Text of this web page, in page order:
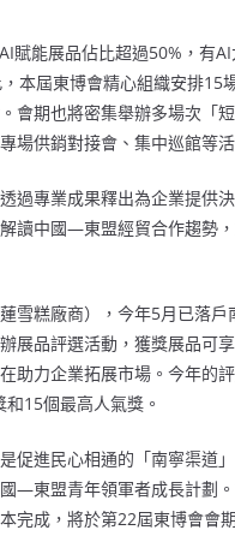
賦能展品佔比超過50%，有
本屆東博會精心組織安排15
會期也將密集舉辦多場次「
場供銷對接會、集中巡館等
過專業成果釋出為企業提供
讀中國—東盟經貿合作趨勢
雪糕廠商），今年5月已落戶
展品評選活動，獲獎展品可
助力企業拓展市場。今年的
15個最高人氣獎。
促進民心相通的「南寧渠道
—東盟青年領軍者成長計劃
完成，將於第22屆東博會會